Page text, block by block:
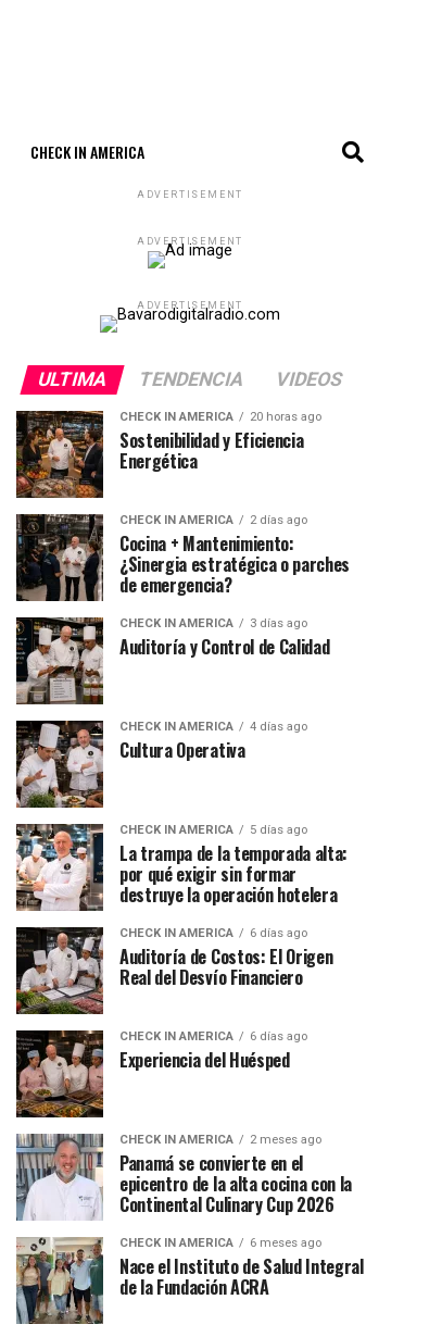
CHECK IN AMERICA
ADVERTISEMENT
ADVERTISEMENT
ADVERTISEMENT
ULTIMA TENDENCIA VIDEOS
CHECK IN AMERICA 20 horas ago
Sostenibilidad y Eficiencia
Energética
CHECK IN AMERICA 2 días ago
Cocina + Mantenimiento:
¿Sinergia estratégica o parches
de emergencia?
CHECK IN AMERICA 3 días ago
Auditoría y Control de Calidad
CHECK IN AMERICA 4 días ago
Cultura Operativa
CHECK IN AMERICA 5 días ago
La trampa de la temporada alta:
por qué exigir sin formar
destruye la operación hotelera
CHECK IN AMERICA 6 días ago
Auditoría de Costos: El Origen
Real del Desvío Financiero
CHECK IN AMERICA 6 días ago
Experiencia del Huésped
CHECK IN AMERICA 2 meses ago
Panamá se convierte en el
epicentro de la alta cocina con la
Continental Culinary Cup 2026
CHECK IN AMERICA 6 meses ago
Nace el Instituto de Salud Integral
de la Fundación ACRA